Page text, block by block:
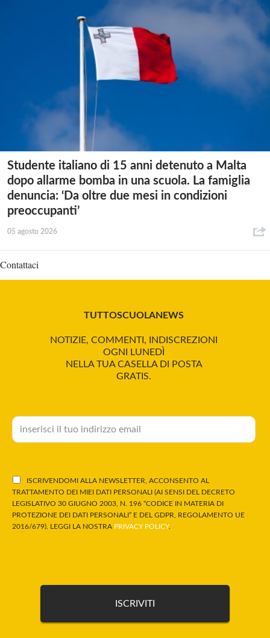
Studente italiano di 15 anni detenuto a Malta
dopo allarme bomba in una scuola. La famiglia
denuncia: ‘Da oltre due mesi in condizioni
preoccupanti’
05 agosto 2026
Contattaci
TUTTOSCUOLANEWS
NOTIZIE, COMMENTI, INDISCREZIONI
OGNI LUNEDÌ
NELLA TUA CASELLA DI POSTA
GRATIS.
ISCRIVENDOMI ALLA NEWSLETTER, ACCONSENTO AL
TRATTAMENTO DEI MIEI DATI PERSONALI (AI SENSI DEL DECRETO
LEGISLATIVO 30 GIUGNO 2003, N. 196 “CODICE IN MATERIA DI
PROTEZIONE DEI DATI PERSONALI” E DEL GDPR, REGOLAMENTO UE
2016/679). LEGGI LA NOSTRA PRIVACY POLICY.